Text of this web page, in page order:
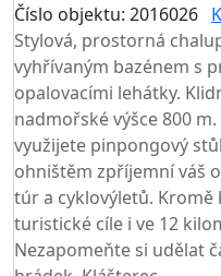
Číslo objektu: 2016026
Stylová, prostorná
vyhřívaným bazénem s
opalovacími lehátky.
nadmořské výšce 800
využijete pinpongový
ohništěm zpříjemní váš
túr a cyklovýletů.
turistické cíle i ve 12
Nezapomeňte si udělat